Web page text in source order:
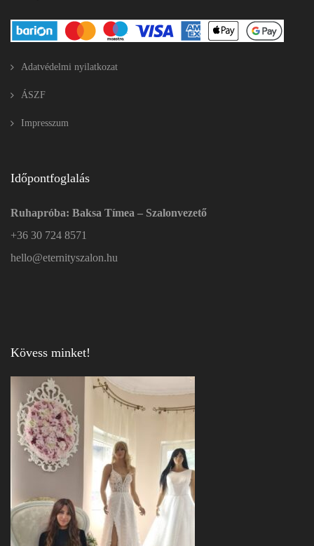
Adatvédelmi nyilatkozat
ÁSZF
Impresszum
Időpontfoglalás
Ruhapróba: Baksa Tímea – Szalonvezető
+36 30 724 8571
hello@eternityszalon.hu
Kövess minket!